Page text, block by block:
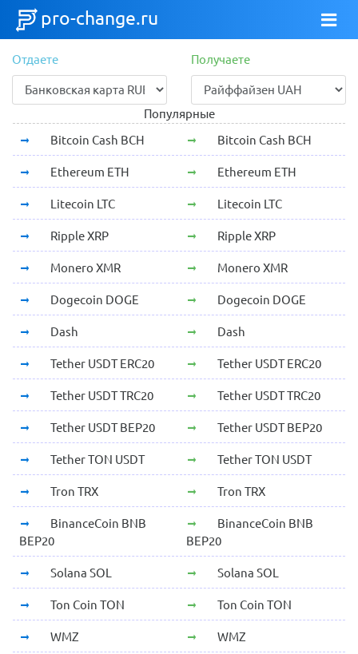
pro-change.ru
Отдаете Получаете
Популярные
Bitcoin Cash BCH
Bitcoin Cash BCH
Ethereum ETH Ethereum ETH
Litecoin LTC Litecoin LTC
Ripple XRP Ripple XRP
Monero XMR Monero XMR
Dogecoin DOGE Dogecoin DOGE
Dash Dash
Tether USDT ERC20 Tether USDT ERC20
Tether USDT TRC20 Tether USDT TRC20
Tether USDT BEP20 Tether USDT BEP20
Tether TON USDT Tether TON USDT
Tron TRX Tron TRX
BinanceCoin BNB
BEP20
BinanceCoin BNB
BEP20
Solana SOL Solana SOL
Ton Coin TON Ton Coin TON
WMZ WMZ